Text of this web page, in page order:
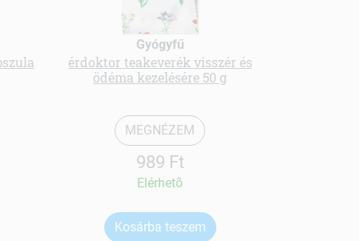
Gyógyfű
érdoktor teakeverék visszér és
ödéma kezelésére 50 g
MEGNÉZEM
989 Ft
Elérhetõ
Kosárba teszem